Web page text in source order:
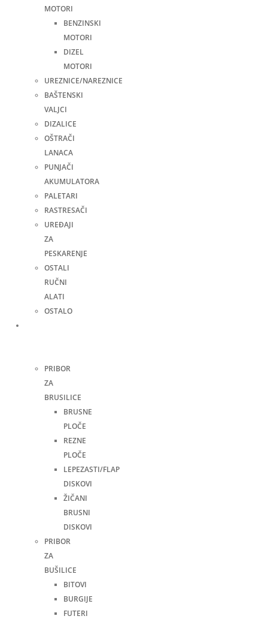
MOTORI
BENZINSKI
MOTORI
DIZEL
MOTORI
UREZNICE/NAREZNICE
BAŠTENSKI
VALJCI
DIZALICE
OŠTRAČI
LANACA
PUNJAČI
AKUMULATORA
PALETARI
RASTRESAČI
UREĐAJI
ZA
PESKARENJE
OSTALI
RUČNI
ALATI
OSTALO
PRIBOR
ZA
BRUSILICE
BRUSNE
PLOČE
REZNE
PLOČE
LEPEZASTI/FLAP
DISKOVI
ŽIČANI
BRUSNI
DISKOVI
PRIBOR
ZA
BUŠILICE
BITOVI
BURGIJE
FUTERI